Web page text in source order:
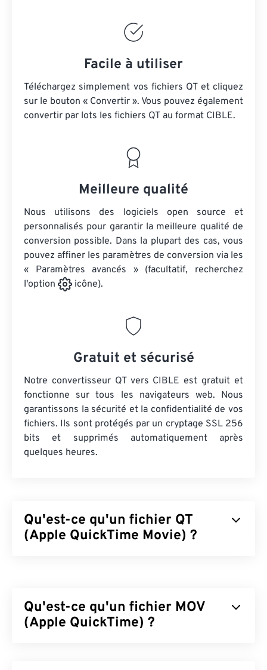
Facile à utiliser
Téléchargez simplement vos fichiers QT et cliquez
sur le bouton « Convertir ». Vous pouvez également
convertir par lots les fichiers QT au format CIBLE.
Meilleure qualité
Nous utilisons des logiciels open source et
personnalisés pour garantir la meilleure qualité de
conversion possible. Dans la plupart des cas, vous
pouvez affiner les paramètres de conversion via les
« Paramètres avancés » (facultatif, recherchez
l'option
icône).
Gratuit et sécurisé
Notre convertisseur QT vers CIBLE est gratuit et
fonctionne sur tous les navigateurs web. Nous
garantissons la sécurité et la confidentialité de vos
fichiers. Ils sont protégés par un cryptage SSL 256
bits et supprimés automatiquement après
quelques heures.
Qu'est-ce qu'un fichier QT
(Apple QuickTime Movie) ?
pouvant contenir divers types de fichiers
multimédias, notamment3D et
Qu'est-ce qu'un fichier MOV
(Apple QuickTime) ?